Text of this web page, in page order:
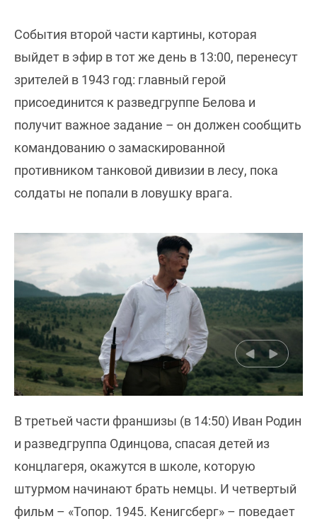
События второй части картины, которая
выйдет в эфир в тот же день в 13:00, перенесут
зрителей в 1943 год: главный герой
присоединится к разведгруппе Белова и
получит важное задание – он должен сообщить
командованию о замаскированной
противником танковой дивизии в лесу, пока
солдаты не попали в ловушку врага.
В третьей части франшизы (в 14:50) Иван Родин
и разведгруппа Одинцова, спасая детей из
концлагеря, окажутся в школе, которую
штурмом начинают брать немцы. И четвертый
фильм – «Топор. 1945. Кенигсберг» – поведает